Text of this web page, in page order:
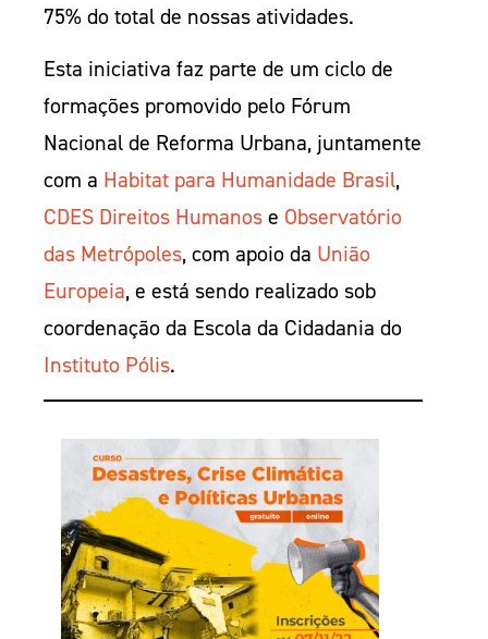
75% do total de nossas atividades.
Esta iniciativa faz parte de um ciclo de
formações promovido pelo Fórum
Nacional de Reforma Urbana, juntamente
com a Habitat para Humanidade Brasil,
CDES Direitos Humanose Observatório
das Metrópoles, com apoio da União
Europeia, e está sendo realizado sob
coordenação da Escola da Cidadania do
Instituto Pólis.